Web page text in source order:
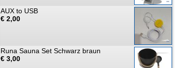
AUX to USB
€ 2,00
Runa Sauna Set Schwarz braun
€ 3,00